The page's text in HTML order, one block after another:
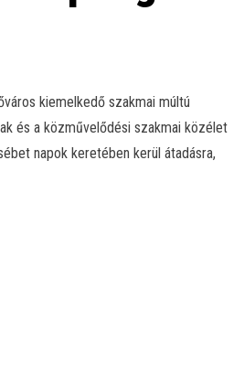
kiemelkedő szakmai múltú
és a közművelődési szakmai közélet
napok keretében kerül átadásra,